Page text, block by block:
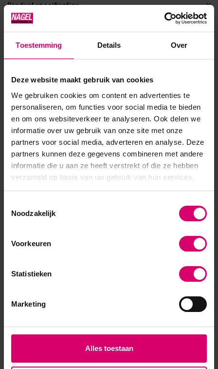
Toestemming Details Over
Deze website maakt gebruik van cookies
We gebruiken cookies om content en advertenties te
personaliseren, om functies voor social media te bieden
en om ons websiteverkeer te analyseren. Ook delen we
informatie over uw gebruik van onze site met onze
partners voor social media, adverteren en analyse. Deze
partners kunnen deze gegevens combineren met andere
informatie die u aan ze heeft verstrekt of die ze hebben
verzameld op basis van uw gebruik van hun services.
Noodzakelijk
Voorkeuren
Statistieken
Marketing
Alles toestaan
Product specificaties
Artikelnummer 37890
Reviews
gebaseerd op 1 reviews
Gepost door:Marja op 2 Juni 2026